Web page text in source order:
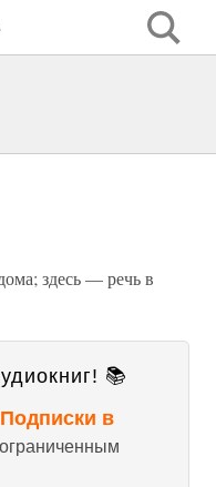
здесь — речь в
📚
в